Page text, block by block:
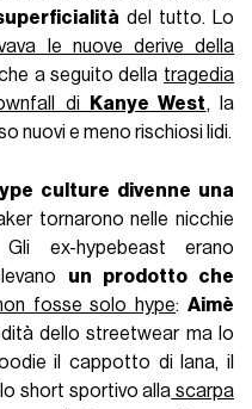
del tutto. Lo
le nuove derive della
a seguito della tragedia
di Kanye West, la
nuovi e meno rischiosi lidi.
culture divenne una
tornarono nelle nicchie
ex-hypebeast erano
un prodotto che
fosse solo hype: Aimè
dello streetwear ma lo
il cappotto di lana, il
short sportivo alla scarpa